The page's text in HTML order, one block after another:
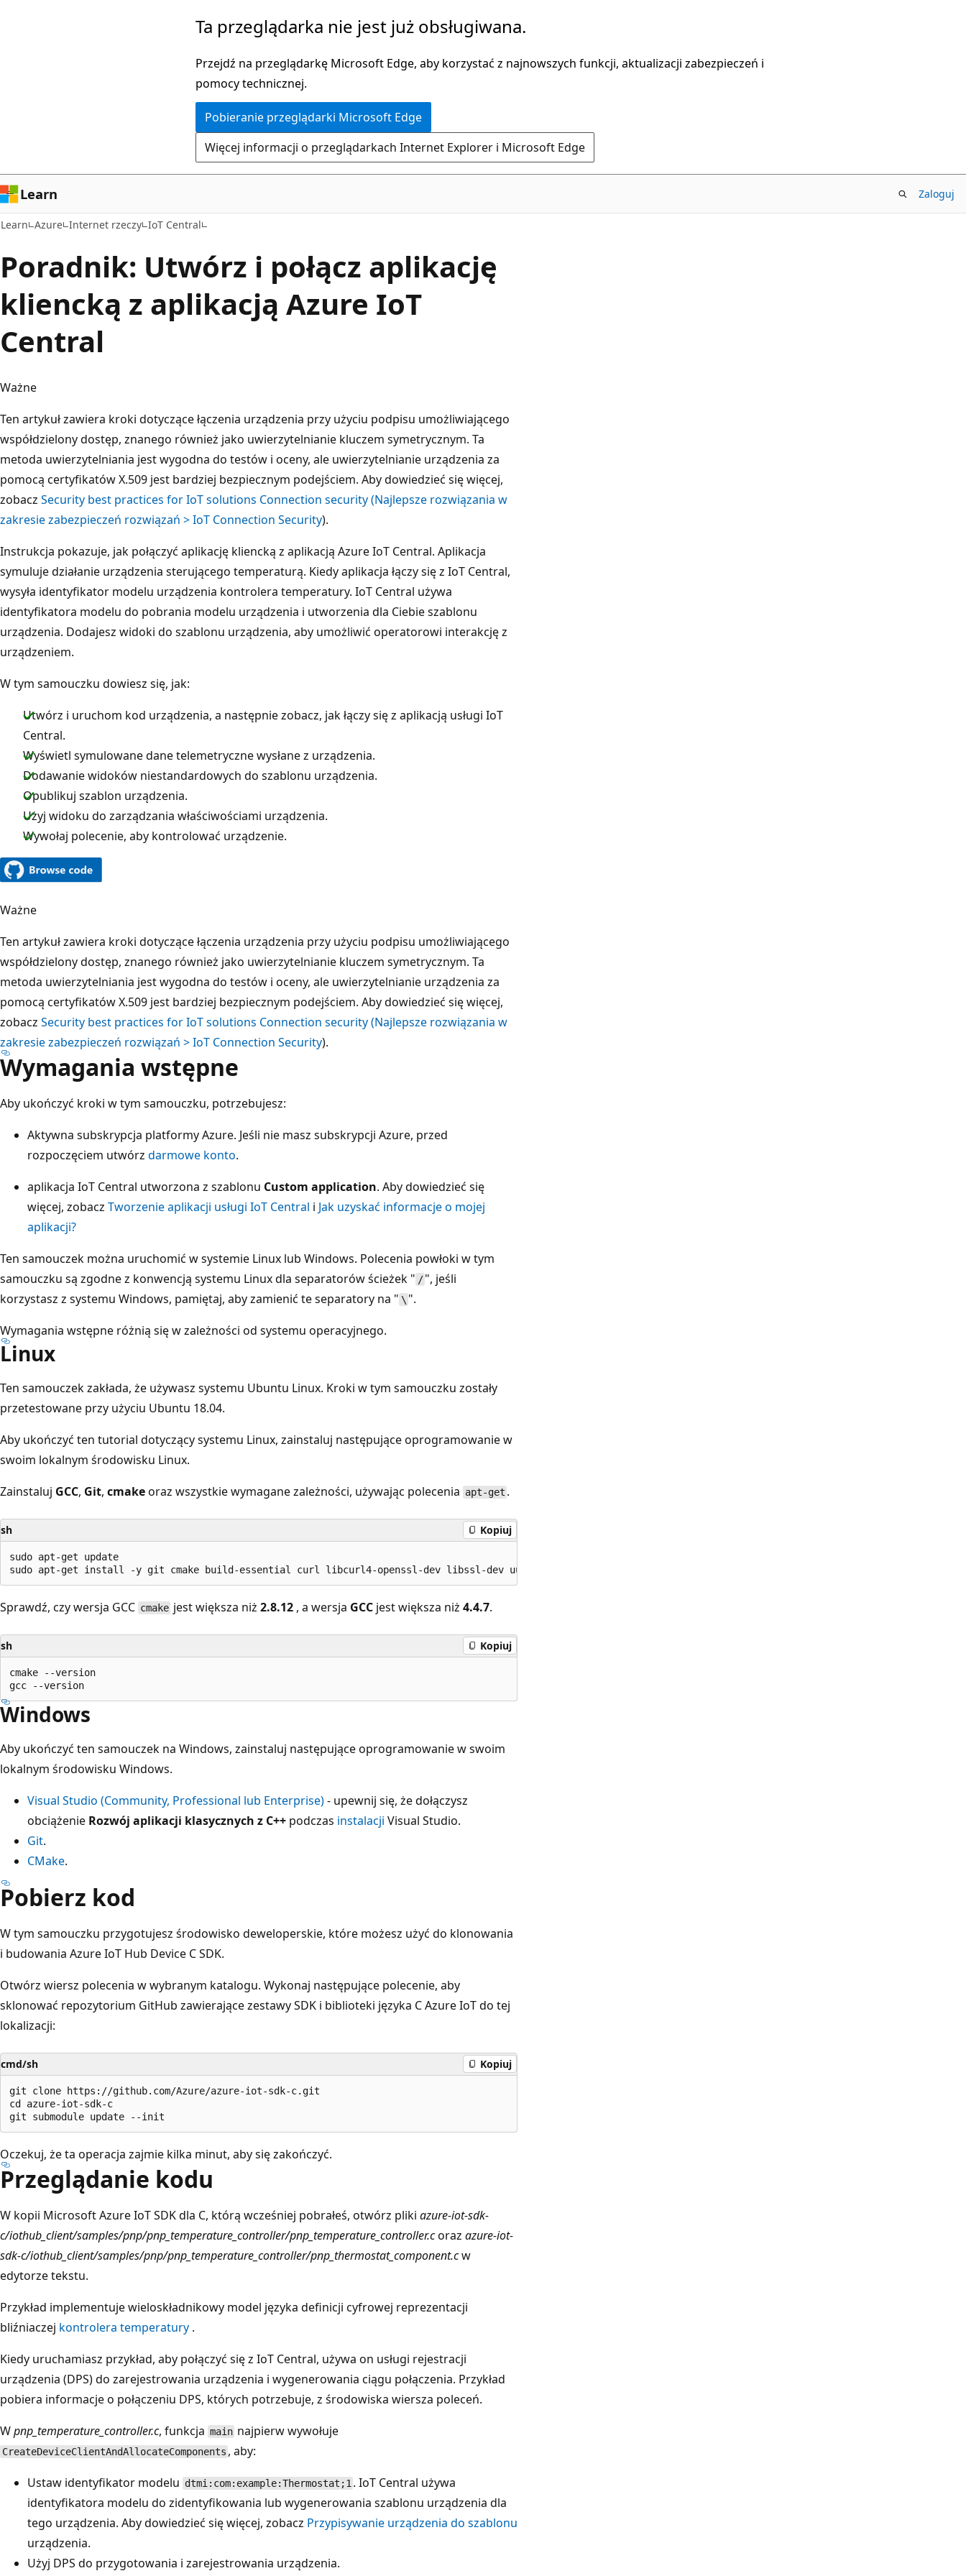
Ta przeglądarka nie jest już obsługiwana.
Przejdź na przeglądarkę Microsoft Edge, aby korzystać z najnowszych funkcji, aktualizacji zabezpieczeń i
pomocy technicznej.
Pobieranie przeglądarki Microsoft Edge
Więcej informacji o przeglądarkach Internet Explorer i Microsoft Edge
Learn Zaloguj
Learn Azure Internet rzeczy IoT Central
Poradnik: Utwórz i połącz aplikację
kliencką z aplikacją Azure IoT
Central
Ważne
Ten artykuł zawiera kroki dotyczące łączenia urządzenia przy użyciu podpisu umożliwiającego
współdzielony dostęp, znanego również jako uwierzytelnianie kluczem symetrycznym. Ta
metoda uwierzytelniania jest wygodna do testów i oceny, ale uwierzytelnianie urządzenia za
pomocą certyfikatów X.509 jest bardziej bezpiecznym podejściem. Aby dowiedzieć się więcej,
zobacz Security best practices for IoT solutions Connection security (Najlepsze rozwiązania w
zakresie zabezpieczeń rozwiązań > IoT Connection Security).
Instrukcja pokazuje, jak połączyć aplikację kliencką z aplikacją Azure IoT Central. Aplikacja
symuluje działanie urządzenia sterującego temperaturą. Kiedy aplikacja łączy się z IoT Central,
wysyła identyfikator modelu urządzenia kontrolera temperatury. IoT Central używa
identyfikatora modelu do pobrania modelu urządzenia i utworzenia dla Ciebie szablonu
urządzenia. Dodajesz widoki do szablonu urządzenia, aby umożliwić operatorowi interakcję z
urządzeniem.
W tym samouczku dowiesz się, jak:
Utwórz i uruchom kod urządzenia, a następnie zobacz, jak łączy się z aplikacją usługi IoT
Central.
Wyświetl symulowane dane telemetryczne wysłane z urządzenia.
Dodawanie widoków niestandardowych do szablonu urządzenia.
Opublikuj szablon urządzenia.
Użyj widoku do zarządzania właściwościami urządzenia.
Wywołaj polecenie, aby kontrolować urządzenie.
Ważne
Ten artykuł zawiera kroki dotyczące łączenia urządzenia przy użyciu podpisu umożliwiającego
współdzielony dostęp, znanego również jako uwierzytelnianie kluczem symetrycznym. Ta
metoda uwierzytelniania jest wygodna do testów i oceny, ale uwierzytelnianie urządzenia za
pomocą certyfikatów X.509 jest bardziej bezpiecznym podejściem. Aby dowiedzieć się więcej,
zobacz Security best practices for IoT solutions Connection security (Najlepsze rozwiązania w
zakresie zabezpieczeń rozwiązań > IoT Connection Security).
Wymagania wstępne
Aby ukończyć kroki w tym samouczku, potrzebujesz:
Aktywna subskrypcja platformy Azure. Jeśli nie masz subskrypcji Azure, przed
rozpoczęciem utwórz darmowe konto.
aplikacja IoT Central utworzona z szablonu Custom application. Aby dowiedzieć się
więcej, zobacz Tworzenie aplikacji usługi IoT Central i Jak uzyskać informacje o mojej
aplikacji?
Ten samouczek można uruchomić w systemie Linux lub Windows. Polecenia powłoki w tym
samouczku są zgodne z konwencją systemu Linux dla separatorów ścieżek " / ", jeśli
korzystasz z systemu Windows, pamiętaj, aby zamienić te separatory na " \ ".
Wymagania wstępne różnią się w zależności od systemu operacyjnego.
Linux
Ten samouczek zakłada, że używasz systemu Ubuntu Linux. Kroki w tym samouczku zostały
przetestowane przy użyciu Ubuntu 18.04.
Aby ukończyć ten tutorial dotyczący systemu Linux, zainstaluj następujące oprogramowanie w
swoim lokalnym środowisku Linux.
Zainstaluj GCC, Git, cmakeoraz wszystkie wymagane zależności, używając polecenia apt-get .
sh Kopiuj
sudo apt-get update
Sprawdź, czy wersja GCC cmake jest większa niż2.8.12 , a wersja GCC jest większa niż4.4.7.
sh Kopiuj
cmake --version
Windows
Aby ukończyć ten samouczek na Windows, zainstaluj następujące oprogramowanie w swoim
lokalnym środowisku Windows.
Visual Studio (Community, Professional lub Enterprise)- upewnij się, że dołączysz
obciążenie Rozwój aplikacji klasycznych z C++ podczas instalacji Visual Studio.
Git.
CMake.
Pobierz kod
W tym samouczku przygotujesz środowisko deweloperskie, które możesz użyć do klonowania
i budowania Azure IoT Hub Device C SDK.
Otwórz wiersz polecenia w wybranym katalogu. Wykonaj następujące polecenie, aby
sklonować repozytorium GitHub zawierające zestawy SDK i biblioteki języka C Azure IoT do tej
lokalizacji:
cmd/sh Kopiuj
git clone https://github.com/Azure/azure-iot-sdk-c.git
cd azure-iot-sdk-c
Oczekuj, że ta operacja zajmie kilka minut, aby się zakończyć.
Przeglądanie kodu
W kopii Microsoft Azure IoT SDK dla C, którą wcześniej pobrałeś, otwórz pliki azure-iot-sdk-
c/iothub_client/samples/pnp/pnp_temperature_controller/pnp_temperature_controller.coraz azure-iot-
sdk-c/iothub_client/samples/pnp/pnp_temperature_controller/pnp_thermostat_component.cw
edytorze tekstu.
Przykład implementuje wieloskładnikowy model języka definicji cyfrowej reprezentacji
bliźniaczej kontrolera temperatury .
Kiedy uruchamiasz przykład, aby połączyć się z IoT Central, używa on usługi rejestracji
urządzenia (DPS) do zarejestrowania urządzenia i wygenerowania ciągu połączenia. Przykład
pobiera informacje o połączeniu DPS, których potrzebuje, z środowiska wiersza poleceń.
Wpnp_temperature_controller.c, funkcja main najpierw wywołuje
CreateDeviceClientAndAllocateComponents , aby:
Ustaw identyfikator modelu dtmi:com:example:Thermostat;1 . IoT Central używa
identyfikatora modelu do zidentyfikowania lub wygenerowania szablonu urządzenia dla
tego urządzenia. Aby dowiedzieć się więcej, zobacz Przypisywanie urządzenia do szablonu
urządzenia.
Użyj DPS do przygotowania i zarejestrowania urządzenia.